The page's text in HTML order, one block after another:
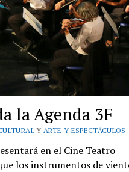
la Agenda 3F
Y ARTE Y ESPECTÁCULOS
en el Cine Teatro
los instrumentos de